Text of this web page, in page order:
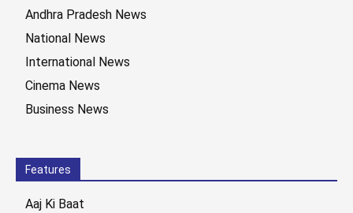
Andhra Pradesh News
National News
International News
Cinema News
Business News
Features
Aaj Ki Baat